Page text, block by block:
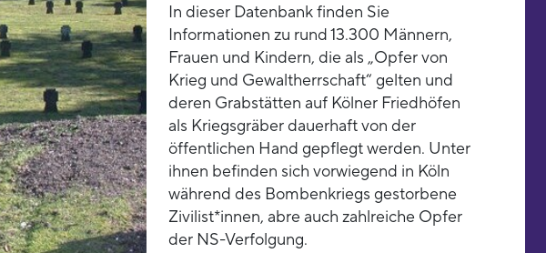
In dieser Datenbank finden Sie
Informationen zu rund 13.300 Männern,
Frauen und Kindern, die als „Opfer von
Krieg und Gewaltherrschaft“ gelten und
deren Grabstätten auf Kölner Friedhöfen
als Kriegsgräber dauerhaft von der
öffentlichen Hand gepflegt werden. Unter
ihnen befinden sich vorwiegend in Köln
während des Bombenkriegs gestorbene
Zivilist*innen, abre auch zahlreiche Opfer
der NS-Verfolgung.